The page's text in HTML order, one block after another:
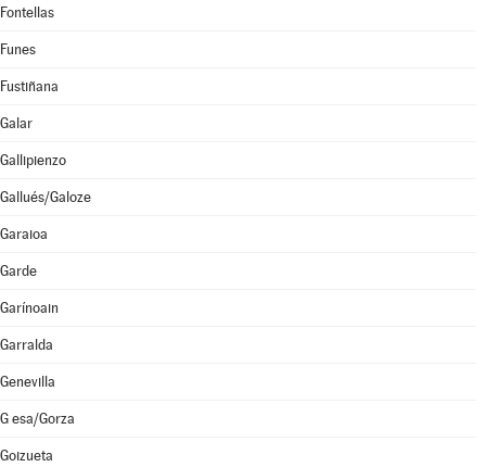
Fontellas
Funes
Fustiñana
Galar
Gallipienzo
Gallués/Galoze
Garaioa
Garde
Garínoain
Garralda
Genevilla
G esa/Gorza
Goizueta